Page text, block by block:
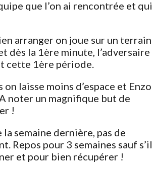
que l’on ai rencontrée et qui
arranger on joue sur un terrain
la 1ère minute, l’adversaire
cette 1ère période.
laisse moins d’espace et Enzo
noter un magnifique but de
!
semaine dernière, pas de
Repos pour 3 semaines sauf s’il
et pour bien récupérer !